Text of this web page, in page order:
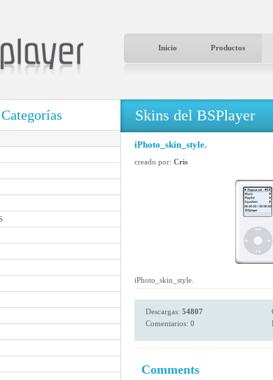
Inicio Productos
Skins del BSPlayer
iPhoto_skin_style.
creado por: Cris
iPhoto_skin_style.
Descargas: 54807
Comentarios: 0
Comments